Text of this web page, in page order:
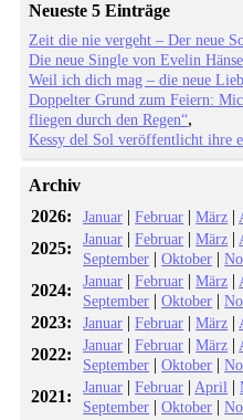
Neueste 5 Einträge
Zeit die nie vergeht – Der neue
Die neue Single von Evelin
Weil ich dich mag – die neue
Doppelter Grund zum Feiern:
fliegen durch den Regen“
Kessy del Sol veröffentlicht ihre
Archiv
2026:
Januar |Februar |März |
2025: Januar |Februar |März |
September |Oktober |
2024: Januar |Februar |März |
September |Oktober |
2023: Januar |Februar |März |
2022: Januar |Februar |März |
September |Oktober |
2021: Januar |Februar | April |
September |Oktober |